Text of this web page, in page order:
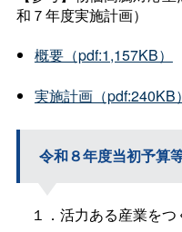
和７年度実施計画）
概要（pdf:1,157KB）
実施計画（pdf:240KB）
令和８年度当初予算
１．活力ある産業をつ